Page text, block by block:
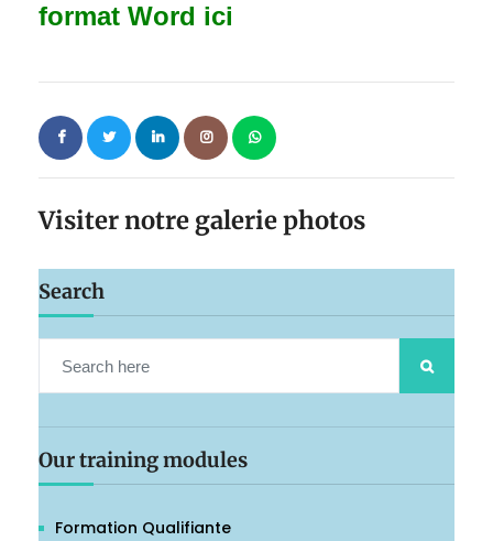
format Word ici
Visiter notre galerie photos
Search
Our training modules
Formation Qualifiante